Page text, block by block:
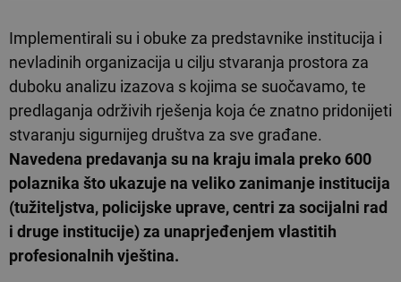
Implementirali su i obuke za predstavnike institucija i
nevladinih organizacija u cilju stvaranja prostora za
duboku analizu izazova s kojima se suočavamo, te
predlaganja održivih rješenja koja će znatno pridonijeti
stvaranju sigurnijeg društva za sve građane.
Navedena predavanja su na kraju imala preko 600
polaznika što ukazuje na veliko zanimanje institucija
(tužiteljstva, policijske uprave, centri za socijalni rad
i druge institucije) za unaprjeđenjem vlastitih
profesionalnih vještina.